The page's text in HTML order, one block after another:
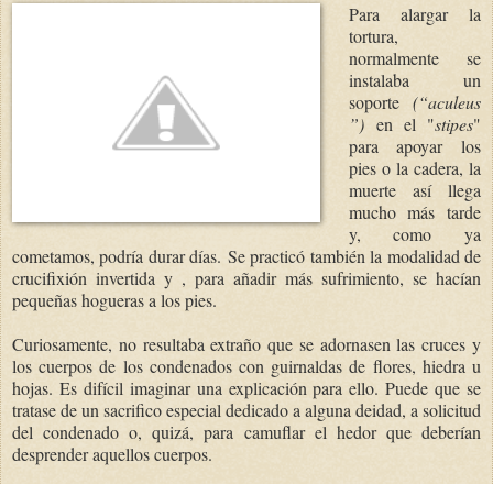
Para alargar la
tortura,
normalmente se
instalaba un
soporte (“aculeus
”)en el "stipes"
para apoyar los
pies o la cadera, la
muerte así llega
mucho más tarde
y, como ya
cometamos, podría durar días. Se practicó también la modalidad de
crucifixión invertida y , para añadir más sufrimiento, se hacían
pequeñas hogueras a los pies.
Curiosamente, no resultaba extraño que se adornasen las cruces y
los cuerpos de los condenados con guirnaldas de flores, hiedra u
hojas. Es difícil imaginar una explicación para ello. Puede que se
tratase de un sacrifico especial dedicado a alguna deidad, a solicitud
del condenado o, quizá, para camuflar el hedor que deberían
desprender aquellos cuerpos.